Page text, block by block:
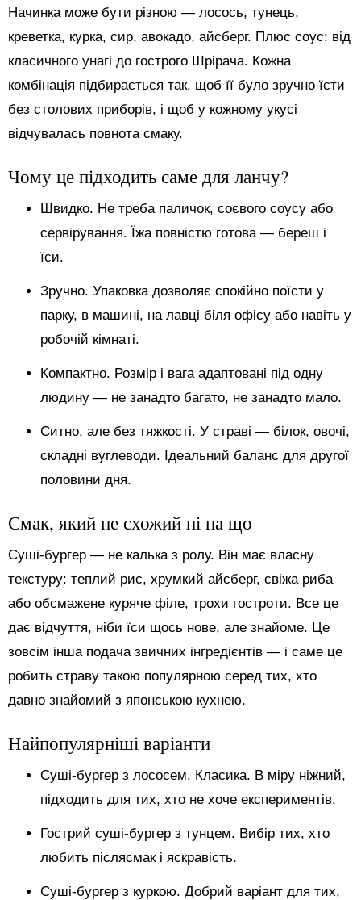
Начинка може бути різною — лосось, тунець,
креветка, курка, сир, авокадо, айсберг. Плюс соус: від
класичного унагі до гострого Шрірача. Кожна
комбінація підбирається так, щоб її було зручно їсти
без столових приборів, і щоб у кожному укусі
відчувалась повнота смаку.
Чому це підходить саме для ланчу?
Швидко. Не треба паличок, соєвого соусу або
сервірування. Їжа повністю готова — береш і
їси.
Зручно. Упаковка дозволяє спокійно поїсти у
парку, в машині, на лавці біля офісу або навіть у
робочій кімнаті.
Компактно. Розмір і вага адаптовані під одну
людину — не занадто багато, не занадто мало.
Ситно, але без тяжкості. У страві — білок, овочі,
складні вуглеводи. Ідеальний баланс для другої
половини дня.
Смак, який не схожий ні на що
Суші-бургер — не калька з ролу. Він має власну
текстуру: теплий рис, хрумкий айсберг, свіжа риба
або обсмажене куряче філе, трохи гостроти. Все це
дає відчуття, ніби їси щось нове, але знайоме. Це
зовсім інша подача звичних інгредієнтів — і саме це
робить страву такою популярною серед тих, хто
давно знайомий з японською кухнею.
Найпопулярніші варіанти
Суші-бургер з лососем. Класика. В міру ніжний,
підходить для тих, хто не хоче експериментів.
Гострий суші-бургер з тунцем. Вибір тих, хто
любить післясмак і яскравість.
Суші-бургер з куркою. Добрий варіант для тих,